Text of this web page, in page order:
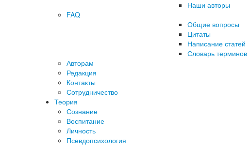
Наши авторы
FAQ
Общие вопросы
Цитаты
Написание статей
Словарь терминов
Авторам
Редакция
­Контакты
Сотрудничество
Теория
Сознание
Воспитание
Личность
Псевдопсихология